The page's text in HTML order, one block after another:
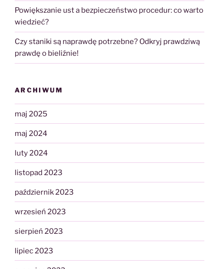
Powiększanie ust a bezpieczeństwo procedur: co warto
wiedzieć?
Czy staniki są naprawdę potrzebne? Odkryj prawdziwą
prawdę o bieliźnie!
ARCHIWUM
maj 2025
maj 2024
luty 2024
listopad 2023
październik 2023
wrzesień 2023
sierpień 2023
lipiec 2023